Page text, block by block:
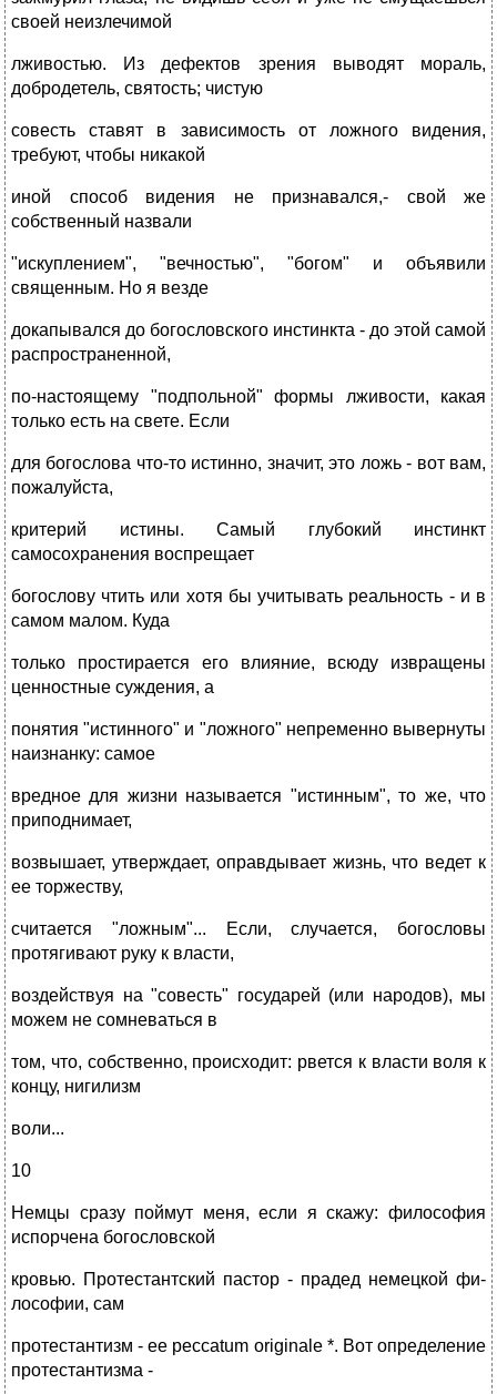
своей неизлечимой
лживостью. Из дефектов зрения выводят мораль,
добродетель, святость; чистую
совесть ставят в зависимость от ложного видения,
требуют, чтобы никакой
иной способ видения не признавался,- свой же
собственный назвали
"искуплением", "вечностью", "богом" и объявили
священным. Но я везде
докапывался до богословского инстинкта - до этой самой
распространенной,
по-настоящему "подпольной" формы лживости, какая
только есть на свете. Если
для богослова что-то истинно, значит, это ложь - вот вам,
пожалуйста,
критерий истины. Самый глубокий инстинкт
самосохранения воспрещает
богослову чтить или хотя бы учитывать реальность - и в
самом малом. Куда
только простирается его влияние, всюду извращены
ценностные суждения, а
понятия "истинного" и "ложного" непременно вывернуты
наизнанку: самое
вредное для жизни называется "истинным", то же, что
приподнимает,
возвышает, утверждает, оправдывает жизнь, что ведет к
ее торжеству,
считается "ложным"... Если, случается, богословы
протягивают руку к власти,
воздействуя на "совесть" государей (или народов), мы
можем не сомневаться в
том, что, собственно, происходит: рвется к власти воля к
концу, нигилизм
воли...
10
Немцы сразу поймут меня, если я скажу: философия
испорчена богословской
кровью. Протестантский пастор - прадед немецкой фи-
лософии, сам
протестантизм - ее peccatum originale *. Вот определение
протестантизма -